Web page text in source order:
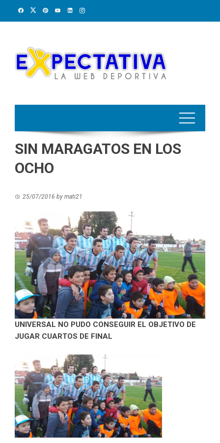
SIN MARAGATOS EN LOS
OCHO
25/07/2016 by mati21
UNIVERSAL NO PUDO CONSEGUIR EL OBJETIVO DE
JUGAR CUARTOS DE FINAL